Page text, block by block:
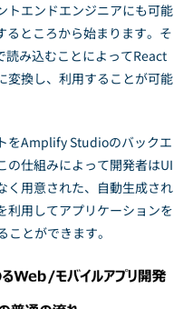
トエンドエンジニアにも可能
ところから始まります。そ
み込むことによってReact
変換し、利用することが可能
をAmplify Studioのバックエ
の仕組みによって開発者はUI
く用意された、自動生成され
利用してアプリケーションを
とができます。